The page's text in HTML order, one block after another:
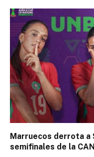
Marruecos derrota a
semifinales de la